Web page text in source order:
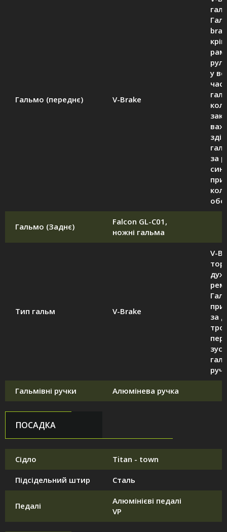
Гальмо (переднє) V-Brake
у
за
Гальмо (Заднє)
Falcon GL-C01,
ножні гальма
Тип гальм V-Brake
V-
за
Гальмівні ручки Алюмінева ручка
ПОСАДКА
Сідло Titan - town
Підсідельний штир Сталь
Педалі
Алюмінієві педалі
VP